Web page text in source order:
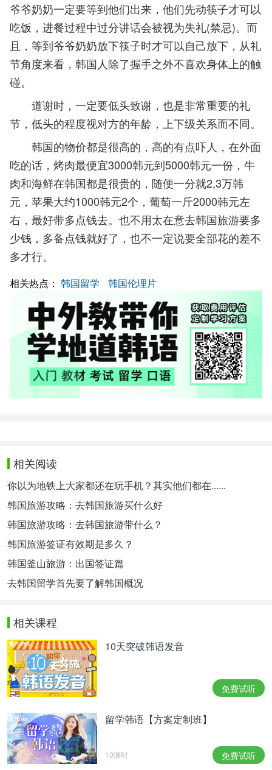
爷爷奶奶一定要等到他们出来，他们先动筷子才可以
吃饭，进餐过程中过分讲话会被视为失礼(禁忌)。而
且，等到爷爷奶奶放下筷子时才可以自己放下，从礼
节角度来看，韩国人除了握手之外不喜欢身体上的触
碰。
道谢时，一定要低头致谢，也是非常重要的礼
节，低头的程度视对方的年龄，上下级关系而不同。
韩国的物价都是很高的，高的有点吓人，在外面
吃的话，烤肉最便宜3000韩元到5000韩元一份，牛
肉和海鲜在韩国都是很贵的，随便一分就2,3万韩
元，苹果大约1000韩元2个，葡萄一斤2000韩元左
右，最好带多点钱去。也不用太在意去韩国旅游要多
少钱，多备点钱就好了，也不一定说要全部花的差不
多才行。
相关热点： 韩国留学 韩国伦理片
相关阅读
你以为地铁上大家都还在玩手机？其实他们都在......
韩国旅游攻略：去韩国旅游买什么好
韩国旅游攻略：去韩国旅游带什么？
韩国旅游签证有效期是多久？
韩国釜山旅游：出国签证篇
去韩国留学首先要了解韩国概况
相关课程
10天突破韩语发音
免费试听
留学韩语【方案定制班】
10课时 免费试听